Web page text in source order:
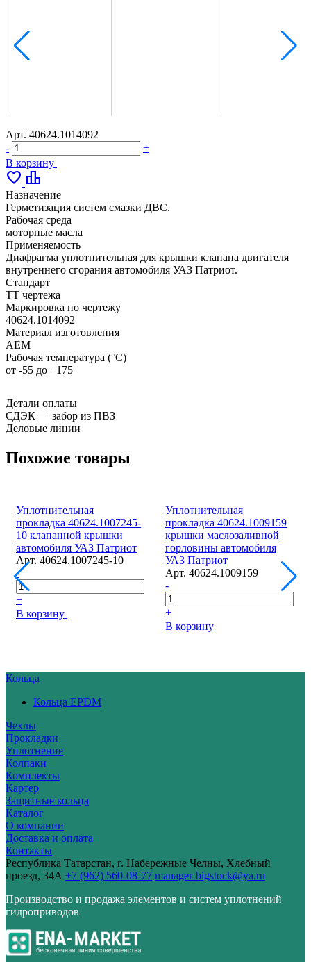
Арт. 40624.1014092
-
+
В корзину
favorite leaderboard
Назначение
Герметизация систем смазки ДВС.
Рабочая среда
моторные масла
Применяемость
Диафрагма уплотнительная для крышки клапана двигателя
внутреннего сгорания автомобиля УАЗ Патриот.
Стандарт
ТТ чертежа
Маркировка по чертежу
40624.1014092
Материал изготовления
AEM
Рабочая температура (°С)
от -55 до +175
Детали оплаты
СДЭК — забор из ПВЗ
Деловые линии
Похожие товары
Уплотнительная
прокладка 40624.1007245-
10 клапанной крышки
автомобиля УАЗ Патриот
Арт. 40624.1007245-10
-
+
В корзину
Уплотнительная
прокладка 40624.1009159
крышки маслозаливной
горловины автомобиля
УАЗ Патриот
Арт. 40624.1009159
-
+
В корзину
Кольца
Кольца EPDM
Чехлы
Прокладки
Уплотнение
Колпаки
Комплекты
Картер
Защитные кольца
Каталог
О компании
Доставка и оплата
Контакты
Республика Татарстан, г. Набережные Челны, Хлебный
проезд, 34А +7 (962) 560-08-77 manager-bigstock@ya.ru
Производство и продажа элементов и систем уплотнений
гидроприводов